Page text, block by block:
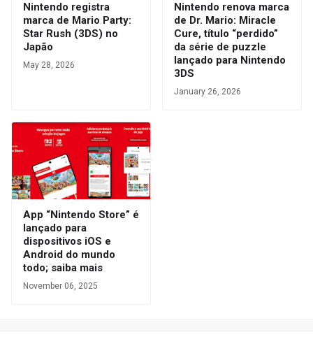
Nintendo registra
marca de Mario Party:
Star Rush (3DS) no
Japão
May 28, 2026
Nintendo renova marca
de Dr. Mario: Miracle
Cure, título “perdido”
da série de puzzle
lançado para Nintendo
3DS
January 26, 2026
App “Nintendo Store” é
lançado para
dispositivos iOS e
Android do mundo
todo; saiba mais
November 06, 2025